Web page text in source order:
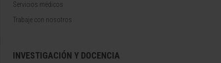
Servicios médicos
Trabaje con nosotros
INVESTIGACIÓN Y DOCENCIA